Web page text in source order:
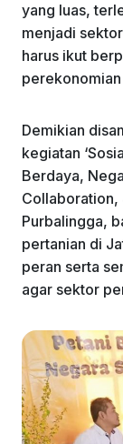
yang luas,
menjadi
harus ikut
Demikian
kegiatan
Berdaya,
Collaboration,
Purbalingga,
pertanian di
peran serta
agar sektor